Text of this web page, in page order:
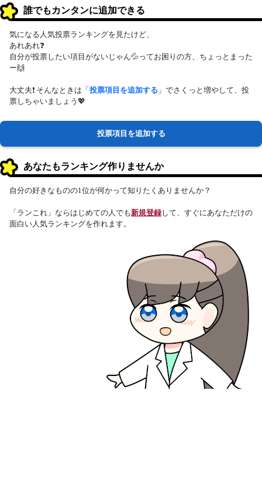
誰でもカンタンに追加できる
気になる人気投票ランキングを見たけど、
あれあれ❓
自分が投票したい項目がないじゃん💦ってお困りの方、ちょっとまった
ー🙌
大丈夫❗ そんなときは「投票項目を追加する 」でさくっと増やして、投
票しちゃいましょう💖
投票項目を追加する
あなたもランキング作りませんか
自分の好きなものの1位が何かって知りたくありませんか？
「ランこれ」ならはじめての人でも新規登録して、すぐにあなただけの
面白い人気ランキングを作れます。